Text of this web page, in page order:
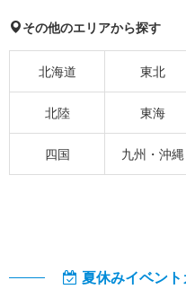
その他のエリアから探す
北海道 東北
北陸 東海
四国 九州・沖縄
夏休みイベン